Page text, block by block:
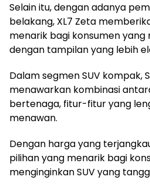
Selain itu, dengan adanya
belakang, XL7 Zeta
menarik bagi konsumen yang
dengan tampilan yang lebih
Dalam segmen SUV kompak,
menawarkan kombinasi
bertenaga, fitur-fitur yang
menawan.
Dengan harga yang
pilihan yang menarik bagi
menginginkan SUV yang